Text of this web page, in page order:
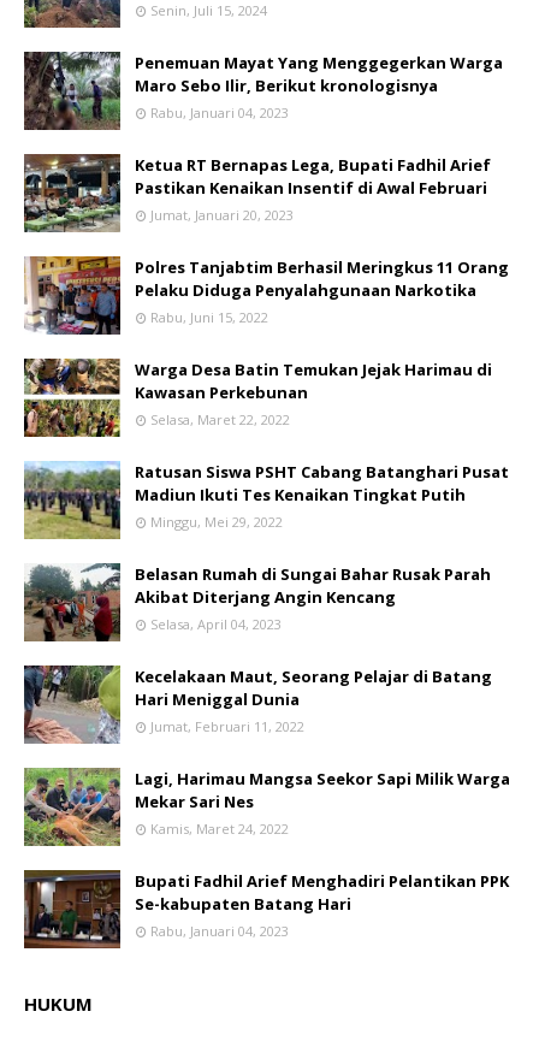
Senin, Juli 15, 2024
Penemuan Mayat Yang Menggegerkan Warga
Maro Sebo Ilir, Berikut kronologisnya
Rabu, Januari 04, 2023
Ketua RT Bernapas Lega, Bupati Fadhil Arief
Pastikan Kenaikan Insentif di Awal Februari
Jumat, Januari 20, 2023
Polres Tanjabtim Berhasil Meringkus 11 Orang
Pelaku Diduga Penyalahgunaan Narkotika
Rabu, Juni 15, 2022
Warga Desa Batin Temukan Jejak Harimau di
Kawasan Perkebunan
Selasa, Maret 22, 2022
Ratusan Siswa PSHT Cabang Batanghari Pusat
Madiun Ikuti Tes Kenaikan Tingkat Putih
Minggu, Mei 29, 2022
Belasan Rumah di Sungai Bahar Rusak Parah
Akibat Diterjang Angin Kencang
Selasa, April 04, 2023
Kecelakaan Maut, Seorang Pelajar di Batang
Hari Meniggal Dunia
Jumat, Februari 11, 2022
Lagi, Harimau Mangsa Seekor Sapi Milik Warga
Mekar Sari Nes
Kamis, Maret 24, 2022
Bupati Fadhil Arief Menghadiri Pelantikan PPK
Se-kabupaten Batang Hari
Rabu, Januari 04, 2023
HUKUM